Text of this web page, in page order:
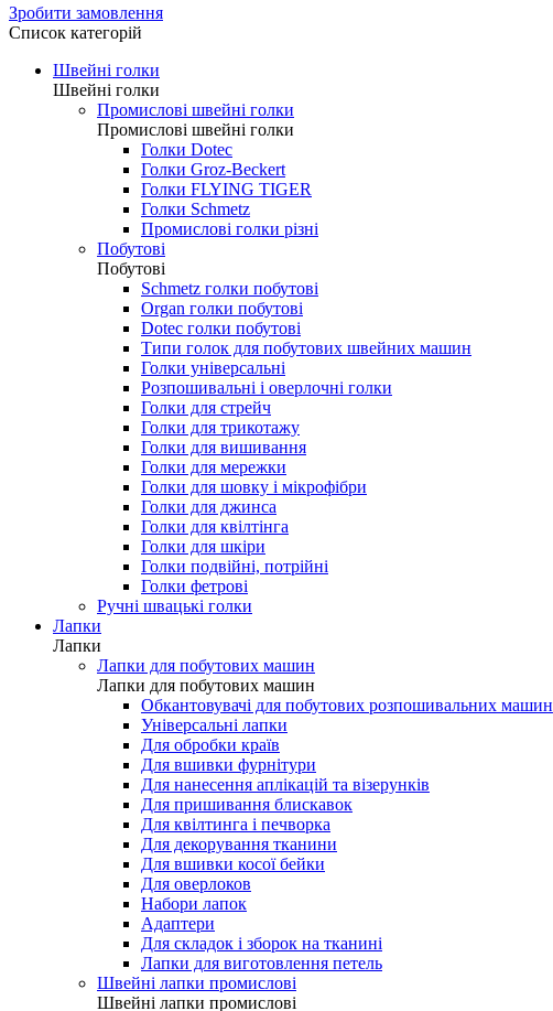
Зробити замовлення
Список категорій
Швейні голки
Швейні голки
Промислові швейні голки
Промислові швейні голки
Голки Dotec
Голки Groz-Beckert
Голки FLYING TIGER
Голки Schmetz
Промислові голки різні
Побутові
Побутові
Schmetz голки побутові
Organ голки побутові
Dotec голки побутові
Типи голок для побутових швейних машин
Голки універсальні
Розпошивальні і оверлочні голки
Голки для стрейч
Голки для трикотажу
Голки для вишивання
Голки для мережки
Голки для шовку і мікрофібри
Голки для джинса
Голки для квілтінга
Голки для шкіри
Голки подвійні, потрійні
Голки фетрові
Ручні швацькі голки
Лапки
Лапки
Лапки для побутових машин
Лапки для побутових машин
Обкантовувачі для побутових розпошивальних машин
Універсальні лапки
Для обробки країв
Для вшивки фурнітури
Для нанесення аплікацій та візерунків
Для пришивання блискавок
Для квілтинга і печворка
Для декорування тканини
Для вшивки косої бейки
Для оверлоков
Набори лапок
Адаптери
Для складок і зборок на тканині
Лапки для виготовлення петель
Швейні лапки промислові
Швейні лапки промислові